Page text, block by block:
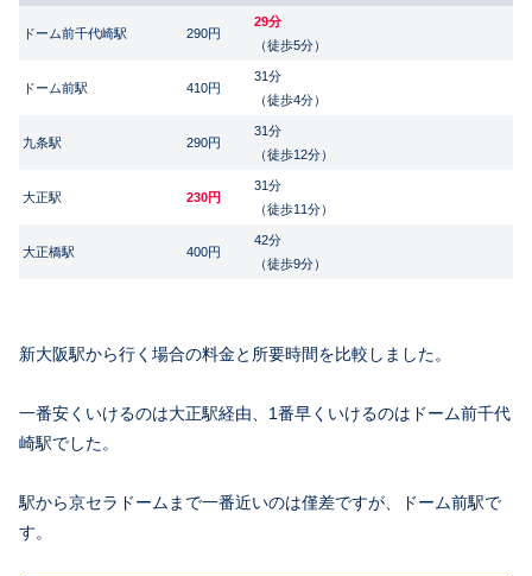
ドーム前千代崎駅 290円
29分
（徒歩5分）
ドーム前駅 410円
31分
（徒歩4分）
九条駅 290円
31分
（徒歩12分）
大正駅 230円
31分
（徒歩11分）
大正橋駅 400円
42分
（徒歩9分）
新大阪駅から行く場合の料金と所要時間を比較しました。
一番安くいけるのは大正駅経由、1番早くいけるのはドーム前千代
崎駅でした。
駅から京セラドームまで一番近いのは僅差ですが、ドーム前駅で
す。